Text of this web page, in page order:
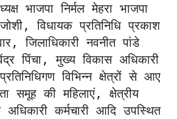
भाजपा निर्मल मेहरा भाजपा
विधायक प्रतिनिधि प्रकाश
जिलाधिकारी नवनीत पांडे
पिंचा, मुख्य विकास अधिकारी
विभिन्न क्षेत्रों से आए
समूह की महिलाएं, क्षेत्रीय
कर्मचारी आदि उपस्थित